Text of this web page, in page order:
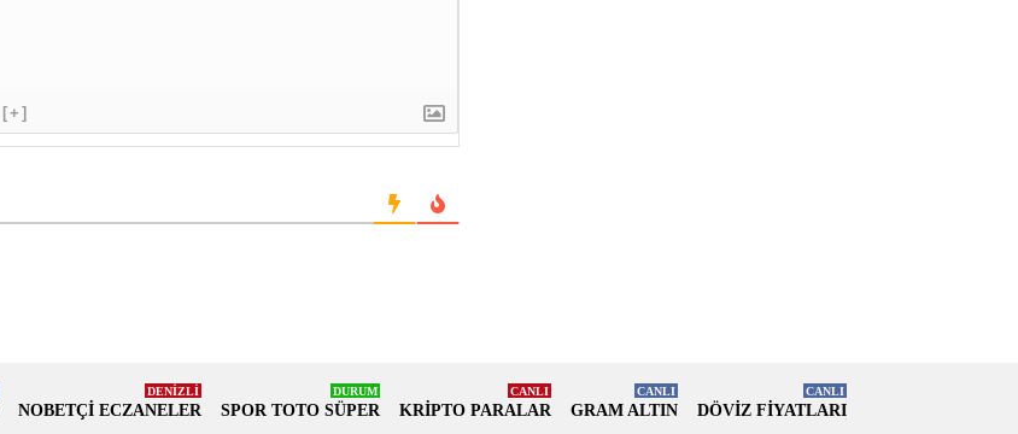
[+]
NOBETÇİ ECZANELER
DENİZLİ
SPOR TOTO SÜPER
DURUM
KRİPTO PARALAR
CANLI
GRAM ALTIN
CANLI
DÖVİZ FİYATLARI
CANLI